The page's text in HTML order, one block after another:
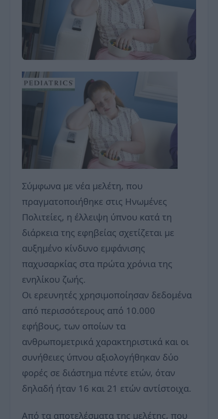
Σύμφωνα με νέα μελέτη, που
πραγματοποιήθηκε στις Ηνωμένες
Πολιτείες, η έλλειψη ύπνου κατά τη
διάρκεια της εφηβείας σχετίζεται με
αυξημένο κίνδυνο εμφάνισης
παχυσαρκίας στα πρώτα χρόνια της
ενηλίκου ζωής.
Οι ερευνητές χρησιμοποίησαν δεδομένα
από περισσότερους από 10.000
εφήβους, των οποίων τα
ανθρωπομετρικά χαρακτηριστικά και οι
συνήθειες ύπνου αξιολογήθηκαν δύο
φορές σε διάστημα πέντε ετών, όταν
δηλαδή ήταν 16 και 21 ετών αντίστοιχα.
Από τα αποτελέσματα της μελέτης, που